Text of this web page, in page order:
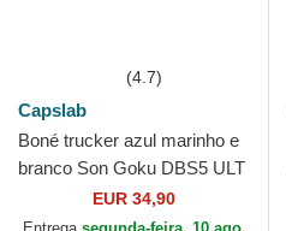
(4.7)
Capslab
Boné trucker azul marinho e
branco Son Goku DBS5 ULT
Dragon Ball da Capslab
EUR 34,90